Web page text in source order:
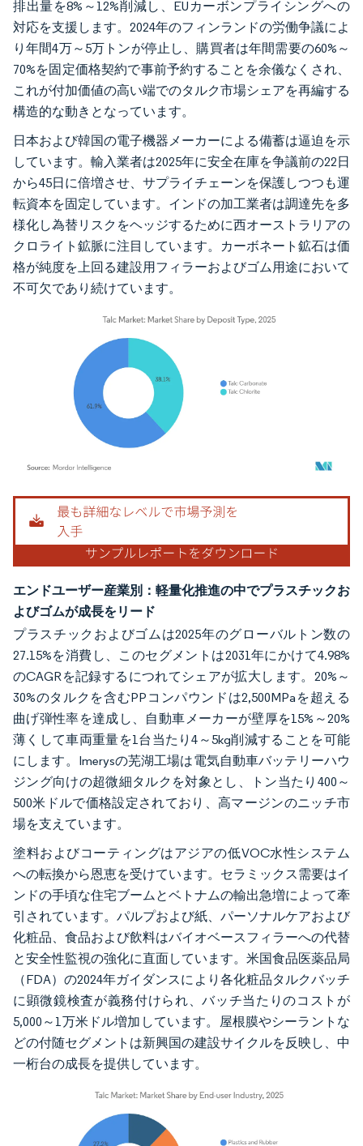
排出量を8%～12%削減し、EUカーボンプライシングへの
対応を支援します。2024年のフィンランドの労働争議によ
り年間4万～5万トンが停止し、購買者は年間需要の60%～
70%を固定価格契約で事前予約することを余儀なくされ、
これが付加価値の高い端でのタルク市場シェアを再編する
構造的な動きとなっています。
日本および韓国の電子機器メーカーによる備蓄は逼迫を示
しています。輸入業者は2025年に安全在庫を争議前の22日
から45日に倍増させ、サプライチェーンを保護しつつも運
転資本を固定しています。インドの加工業者は調達先を多
様化し為替リスクをヘッジするために西オーストラリアの
クロライト鉱脈に注目しています。カーボネート鉱石は価
格が純度を上回る建設用フィラーおよびゴム用途において
不可欠であり続けています。
画像 © Mordor Intelligence。再利用にはCC BY 4.0の表示が必要です。
エンドユーザー産業別：軽量化推進の中でプラスチックお
よびゴムが成長をリード
プラスチックおよびゴムは2025年のグローバルトン数の
27.15%を消費し、このセグメントは2031年にかけて4.98%
のCAGRを記録するにつれてシェアが拡大します。20%～
30%のタルクを含むPPコンパウンドは2,500MPaを超える
曲げ弾性率を達成し、自動車メーカーが壁厚を15%～20%
薄くして車両重量を1台当たり4～5kg削減することを可能
にします。Imerysの芜湖工場は電気自動車バッテリーハウ
ジング向けの超微細タルクを対象とし、トン当たり400～
500米ドルで価格設定されており、高マージンのニッチ市
場を支えています。
塗料およびコーティングはアジアの低VOC水性システム
への転換から恩恵を受けています。セラミックス需要はイ
ンドの手頃な住宅ブームとベトナムの輸出急増によって牽
引されています。パルプおよび紙、パーソナルケアおよび
化粧品、食品および飲料はバイオベースフィラーへの代替
と安全性監視の強化に直面しています。米国食品医薬品局
（FDA）の2024年ガイダンスにより各化粧品タルクバッチ
に顕微鏡検査が義務付けられ、バッチ当たりのコストが
5,000～1万米ドル増加しています。屋根膜やシーラントな
どの付随セグメントは新興国の建設サイクルを反映し、中
一桁台の成長を提供しています。